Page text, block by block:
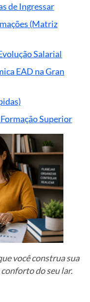
de Ingressar
(Matriz
Salarial
EAD na Gran
Superior
você construa sua
do seu lar.